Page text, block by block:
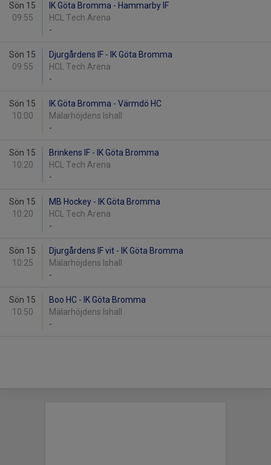
Sön 15
09:55
IK Göta Bromma - Hammarby IF
HCL Tech Arena
-
Sön 15
09:55
Djurgårdens IF - IK Göta Bromma
HCL Tech Arena
-
Sön 15
10:00
IK Göta Bromma - Värmdö HC
Mälarhöjdens Ishall
-
Sön 15
10:20
Brinkens IF - IK Göta Bromma
HCL Tech Arena
-
Sön 15
10:20
MB Hockey - IK Göta Bromma
HCL Tech Arena
-
Sön 15
10:25
Djurgårdens IF vit - IK Göta Bromma
Mälarhöjdens Ishall
-
Sön 15
10:50
Boo HC - IK Göta Bromma
Mälarhöjdens Ishall
-